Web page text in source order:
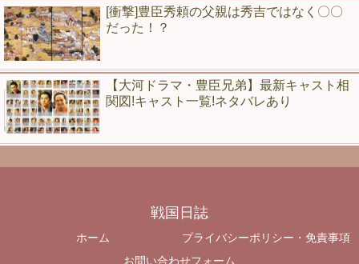
[衝撃]豊臣秀頼の父親は秀吉ではなく〇〇
だった！？
【大河ドラマ・豊臣兄弟】最新キャスト相
関図!キャスト一覧!ネタバレあり
戦国日誌
ホーム
プライバシーポリシー・免責事項
お問い合わせフォーム